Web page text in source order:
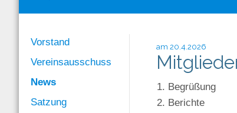
Vorstand
Vereinsausschuss
News
Satzung
am 20.4.2026
Begrüßung
Berichte